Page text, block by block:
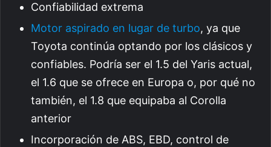
Confiabilidad extrema
Motor aspirado en lugar de turbo, ya que
Toyota continúa optando por los clásicos y
confiables. Podría ser el 1.5 del Yaris actual,
el 1.6 que se ofrece en Europa o, por qué no
también, el 1.8 que equipaba al Corolla
anterior
Incorporación de ABS, EBD, control de